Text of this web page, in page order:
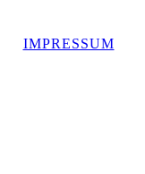
IMPRESSUM